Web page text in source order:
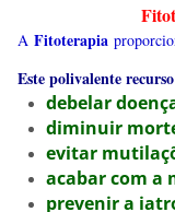
AFitoterapia
Este polivalente
debelar
diminuir
evitar
acabar com a
prevenir a